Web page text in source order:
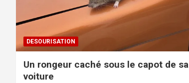
DESOURISATION
Un rongeur caché sous le capot de sa
voiture